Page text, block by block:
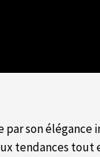
son
tendances tout